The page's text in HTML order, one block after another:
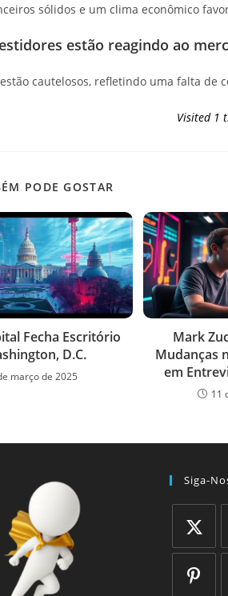
sólidos e um clima econômico
estão reagindo ao
cautelosos, refletindo uma falta de
Visited 1
PODE GOSTAR
Fecha Escritório
D.C.
março de 2025
Mark
Mudanças
em
11
Siga-
Abre
em